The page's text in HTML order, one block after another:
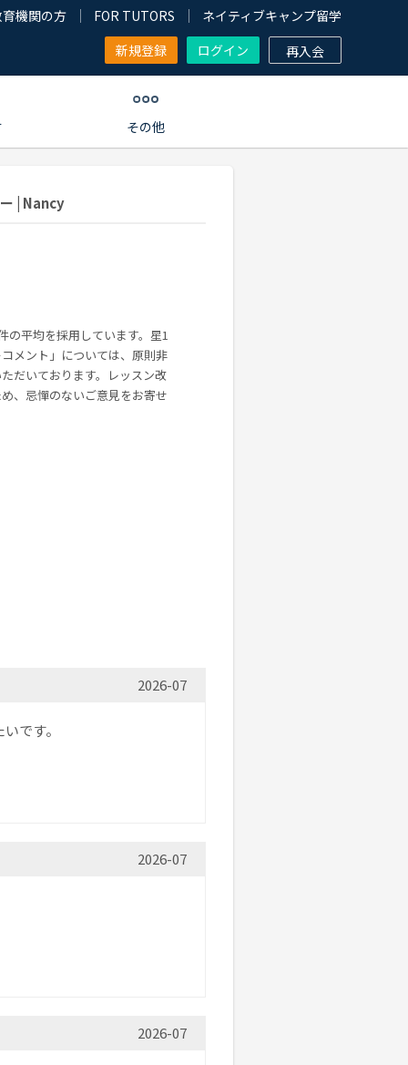
機関の方 FOR TUTORS
ネイティブキャンプ留学
新規登録
ログイン 再入会
その他
| Nancy
の平均を採用しています。星1
メント」については、原則非
だいております。レッスン改
、忌憚のないご意見をお寄せ
2026-07
です。
2026-07
2026-07